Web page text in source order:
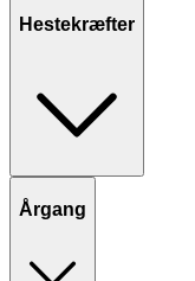
Hestekræfter
Årgang